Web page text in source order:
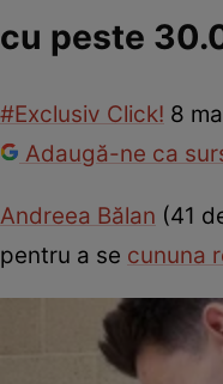
cu peste
#Exclusiv Click! 8
Adaugă-ne ca
Andreea Bălan (41
pentru a se cununa